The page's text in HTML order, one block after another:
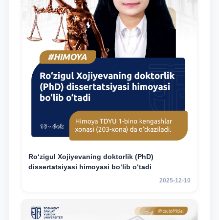
Ro‘zigul Xojiyevaning doktorlik (PhD)
dissertatsiyasi himoyasi bo‘lib o‘tadi
2025-12-10